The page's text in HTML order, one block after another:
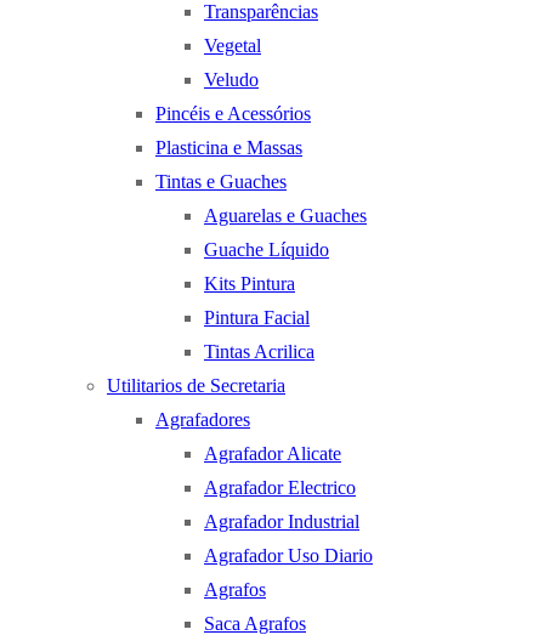
Transparências
Vegetal
Veludo
Pincéis e Acessórios
Plasticina e Massas
Tintas e Guaches
Aguarelas e Guaches
Guache Líquido
Kits Pintura
Pintura Facial
Tintas Acrilica
Utilitarios de Secretaria
Agrafadores
Agrafador Alicate
Agrafador Electrico
Agrafador Industrial
Agrafador Uso Diario
Agrafos
Saca Agrafos